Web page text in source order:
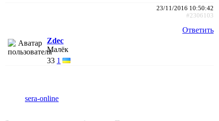
23/11/2016 10:50:42
#2306103
Ответить
Zdec
Малёк
33 1
sera-online